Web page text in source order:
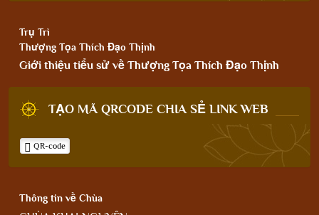
Trụ Trì
Thượng Tọa Thích Đạo Thịnh
Giới thiệu tiểu sử về Thượng Tọa Thích Đạo Thịnh
TẠO MÃ QRCODE CHIA SẺ LINK WEB
QR-code
Thông tin về Chùa